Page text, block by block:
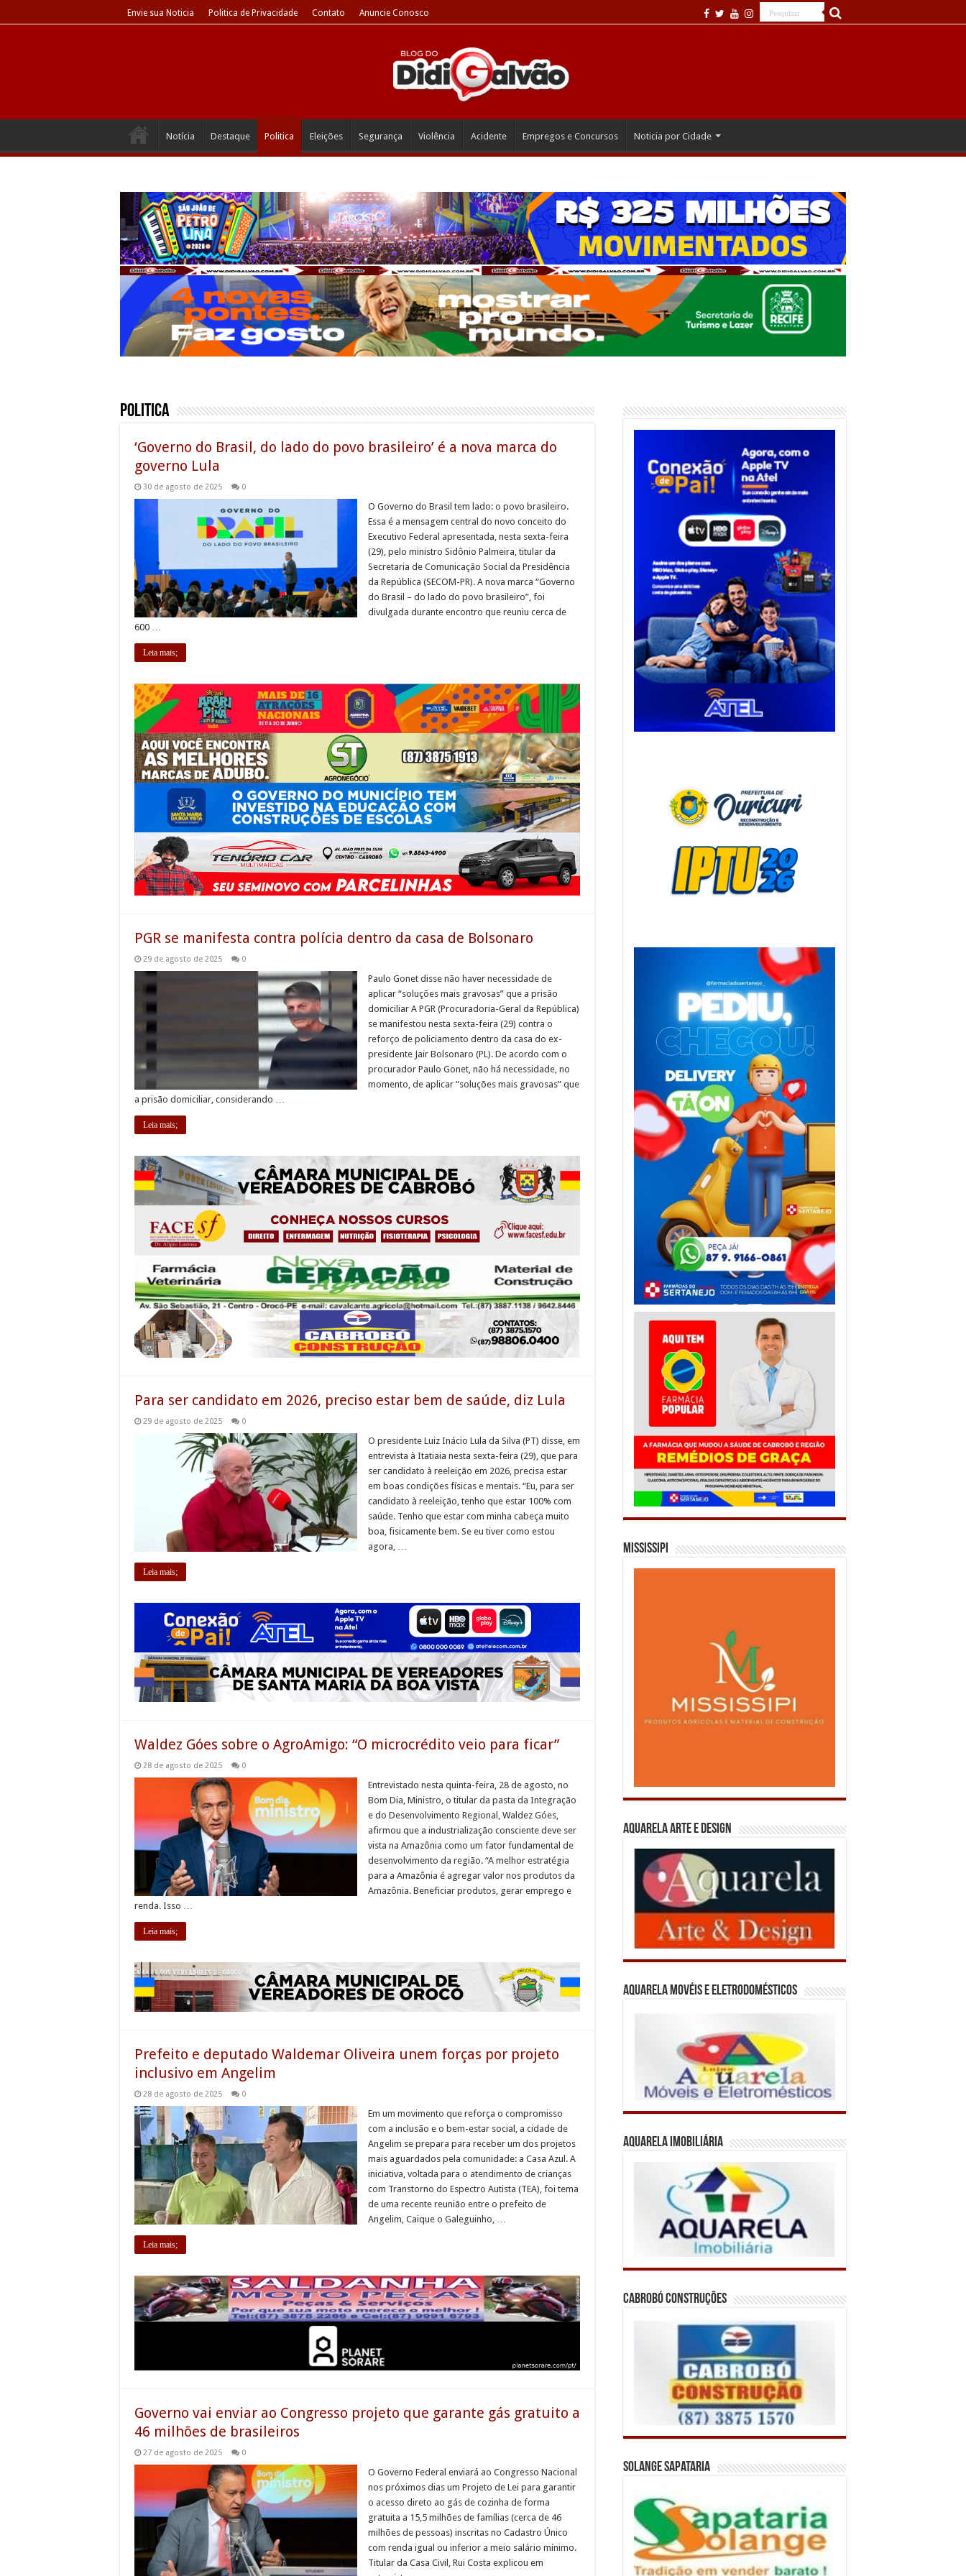
Envie sua Noticia Politica de Privacidade Contato Anuncie Conosco
Notícia Destaque Politica Eleições Segurança Violência Acidente Empregos e Concursos Noticia por Cidade
Politica
‘Governo do Brasil, do lado do povo brasileiro’ é a nova marca do
governo Lula
30 de agosto de 2025 0
O Governo do Brasil tem lado: o povo brasileiro.
Essa é a mensagem central do novo conceito do
Executivo Federal apresentada, nesta sexta-feira
(29), pelo ministro Sidônio Palmeira, titular da
Secretaria de Comunicação Social da Presidência
da República (SECOM-PR). A nova marca “Governo
do Brasil – do lado do povo brasileiro”, foi
divulgada durante encontro que reuniu cerca de
600 …
Leia mais;
PGR se manifesta contra polícia dentro da casa de Bolsonaro
29 de agosto de 2025 0
Paulo Gonet disse não haver necessidade de
aplicar “soluções mais gravosas” que a prisão
domiciliar A PGR (Procuradoria-Geral da República)
se manifestou nesta sexta-feira (29) contra o
reforço de policiamento dentro da casa do ex-
presidente Jair Bolsonaro (PL). De acordo com o
procurador Paulo Gonet, não há necessidade, no
momento, de aplicar “soluções mais gravosas” que
a prisão domiciliar, considerando …
Leia mais;
Para ser candidato em 2026, preciso estar bem de saúde, diz Lula
29 de agosto de 2025 0
O presidente Luiz Inácio Lula da Silva (PT) disse, em
entrevista à Itatiaia nesta sexta-feira (29), que para
ser candidato à reeleição em 2026, precisa estar
em boas condições físicas e mentais. “Eu, para ser
candidato à reeleição, tenho que estar 100% com
saúde. Tenho que estar com minha cabeça muito
boa, fisicamente bem. Se eu tiver como estou
agora, …
Leia mais;
Waldez Góes sobre o AgroAmigo: “O microcrédito veio para ficar”
28 de agosto de 2025 0
Entrevistado nesta quinta-feira, 28 de agosto, no
Bom Dia, Ministro, o titular da pasta da Integração
e do Desenvolvimento Regional, Waldez Góes,
afirmou que a industrialização consciente deve ser
vista na Amazônia como um fator fundamental de
desenvolvimento da região. “A melhor estratégia
para a Amazônia é agregar valor nos produtos da
Amazônia. Beneficiar produtos, gerar emprego e
renda. Isso …
Leia mais;
Prefeito e deputado Waldemar Oliveira unem forças por projeto
inclusivo em Angelim
28 de agosto de 2025 0
Em um movimento que reforça o compromisso
com a inclusão e o bem-estar social, a cidade de
Angelim se prepara para receber um dos projetos
mais aguardados pela comunidade: a Casa Azul. A
iniciativa, voltada para o atendimento de crianças
com Transtorno do Espectro Autista (TEA), foi tema
de uma recente reunião entre o prefeito de
Angelim, Caique o Galeguinho, …
Leia mais;
Governo vai enviar ao Congresso projeto que garante gás gratuito a
46 milhões de brasileiros
27 de agosto de 2025 0
O Governo Federal enviará ao Congresso Nacional
nos próximos dias um Projeto de Lei para garantir
o acesso direto ao gás de cozinha de forma
gratuita a 15,5 milhões de famílias (cerca de 46
milhões de pessoas) inscritas no Cadastro Único
com renda igual ou inferior a meio salário mínimo.
Titular da Casa Civil, Rui Costa explicou em
Mississipi
Aquarela Arte e Design
Aquarela Movéis e Eletrodomésticos
Aquarela Imobiliária
Cabrobó Construções
Solange Sapataria